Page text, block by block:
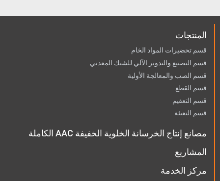
المنتجات
قسم تحضيرات المواد الخام
قسم التصنيع والتدوير الآلي للشبك المعدني
قسم الصب والمعالجة الأولية
قسم القطع
قسم التعقيم
قسم التعبئة
مصانع إنتاج الخرسانة الخلوية الخفيفة AAC الكاملة
المشاريع
مركز الخدمة